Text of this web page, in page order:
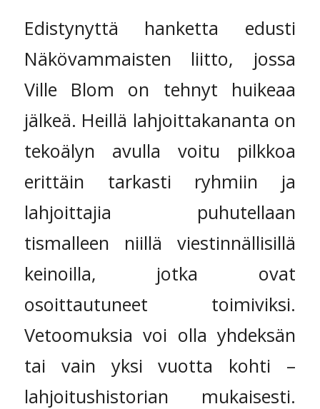
Edistynyttä hanketta edusti
Näkövammaisten liitto, jossa
Ville Blom on tehnyt huikeaa
jälkeä. Heillä lahjoittakananta on
tekoälyn avulla voitu pilkkoa
erittäin tarkasti ryhmiin ja
lahjoittajia puhutellaan
tismalleen niillä viestinnällisillä
keinoilla, jotka ovat
osoittautuneet toimiviksi.
Vetoomuksia voi olla yhdeksän
tai vain yksi vuotta kohti –
lahjoitushistorian mukaisesti.